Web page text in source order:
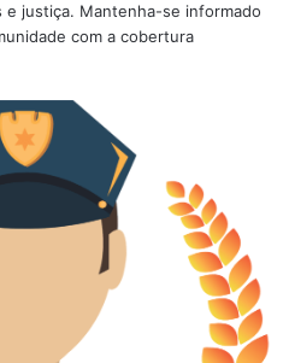
justiça. Mantenha-se informado
com a cobertura